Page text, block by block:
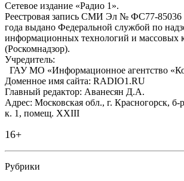
Сетевое издание «Радио 1».
Реестровая запись СМИ Эл № ФС77-85036
года выдано Федеральной службой по
информационных технологий и массовых
(Роскомнадзор).
Учредитель:
ГАУ МО «Информационное агентство
Доменное имя сайта: RADIO1.RU
Главный редактор: Аванесян Д.А.
Адрес: Московская обл., г. Красногорск, б-
к. 1, помещ. XXIII
16+
Рубрики